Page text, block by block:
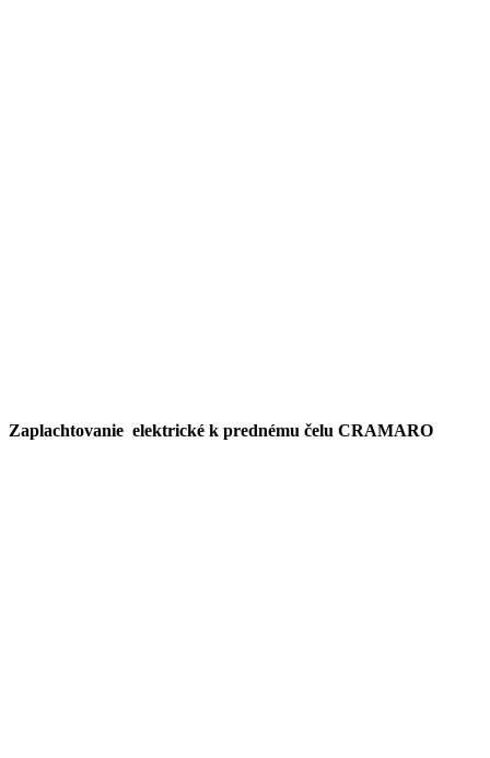
Zaplachtovanie elektrické k prednému čelu CRAMARO